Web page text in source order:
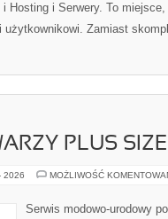
Hosting i Serwery. To
Zamiast
PLUS SIZE
2026 MOŻLIWOŚĆ
Serwis modowo-urodowy